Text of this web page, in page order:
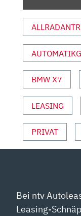
|
SITZPROBE
MIT
ANDREAS
VON
YOUTUBE
ANZEIGEN
BMW X7
LEASING
PRIVAT
Bei ntv
Leasing-